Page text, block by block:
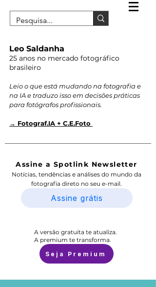
Leo Saldanha
25 anos no mercado fotográfico
brasileiro
Leio o que está mudando na fotografia e
na IA e traduzo isso em decisões práticas
para fotógrafos profissionais.
→ Fotograf.IA + C.E.Foto
Assine a Spotlink Newsletter
Notícias, tendências e análises do mundo da
fotografia direto no seu e-mail.
Assine grátis
A versão gratuita te atualiza.
A premium te transforma.
Seja Premium